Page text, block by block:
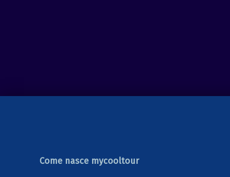
Come nasce mycooltour